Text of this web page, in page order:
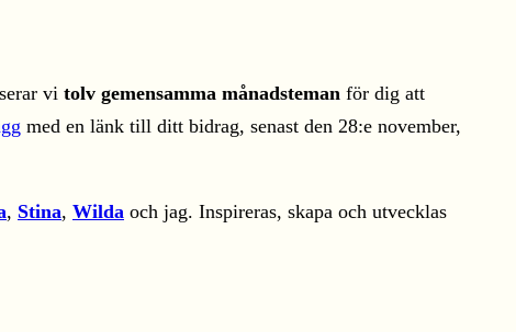
vi tolv gemensamma månadsteman för dig att
med en länk till ditt bidrag, senast den 28:e november,
, Stina, Wilda och jag. Inspireras, skapa och utvecklas